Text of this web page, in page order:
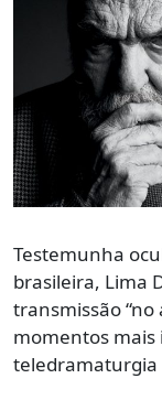
Testemunha
brasileira, Lima
transmissão “no
momentos mais
teledramaturgia